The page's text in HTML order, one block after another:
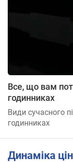
Все, що вам
годинниках
Види сучасного
годинниках
Динаміка